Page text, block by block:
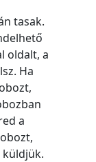
tasak.
oldalt, a
Ha
a